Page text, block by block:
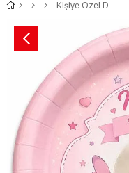
Kişiye Özel Doğum Günü Tabak